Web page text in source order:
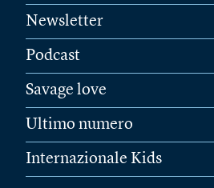
Newsletter
Podcast
Savage love
Ultimo numero
Internazionale Kids